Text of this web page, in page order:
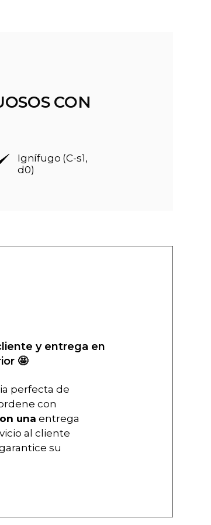
CON
Ignífugo (C-s1,
d0)
y entrega en
🤩
perfecta de
con
una entrega
al cliente
su